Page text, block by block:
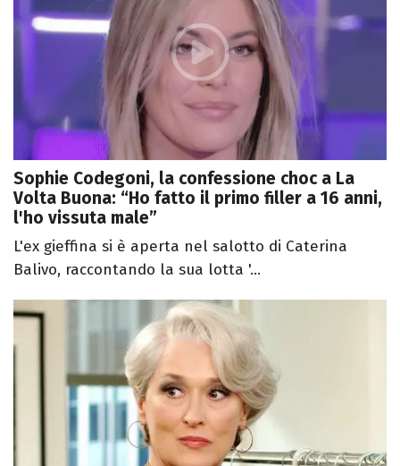
Sophie Codegoni, la confessione choc a La
Volta Buona: “Ho fatto il primo filler a 16 anni,
l'ho vissuta male”
L'ex gieffina si è aperta nel salotto di Caterina
Balivo, raccontando la sua lotta '...